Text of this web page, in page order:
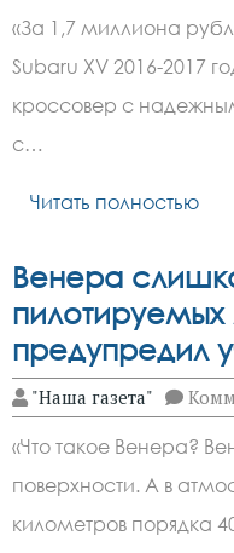
«За 1,7 миллиона
Subaru XV 2016-2017
кроссовер с
с…
Читать полностью
Венера
предупредил
"Наша газета"
«Что такое Венера?
поверхности. А в
километров порядка